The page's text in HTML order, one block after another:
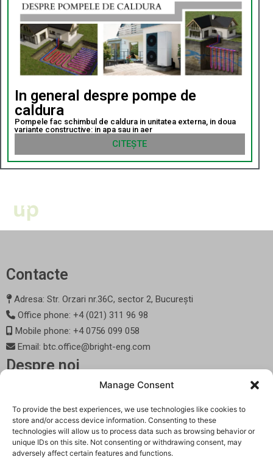
Manage Consent
To provide the best experiences, we use technologies like cookies to
store and/or access device information. Consenting to these
technologies will allow us to process data such as browsing behavior or
unique IDs on this site. Not consenting or withdrawing consent, may
adversely affect certain features and functions.
Tickets
In general despre pompe de
caldura
Pompele fac schimbul de caldura in unitatea externa, in doua
variante constructive: in apa sau in aer
CITEȘTE
Contacte
Adresa: Str. Orzari nr.36C, sector 2, București
Office phone: +4 (021) 311 96 98
Mobile phone: +4 0756 099 058
Email: btc.office@bright-eng.com
Despre noi
ofere clientilor sai produse si servicii de cea mai buna calitate.
Firma Bright Technology Consult este certificata ISO 9001 din
2011.
Parteneri